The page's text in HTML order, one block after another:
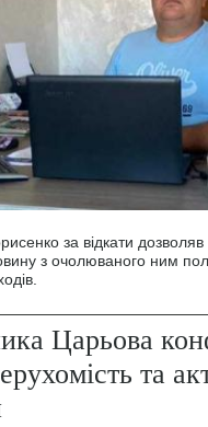
за відкати
з очолюваного ним
Царьова
та